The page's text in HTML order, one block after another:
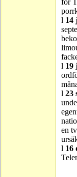
för
l 14
l 19
l 23
en
l 16